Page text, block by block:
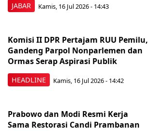
JABAR Kamis, 16 Jul 2026 - 14:43
HEADLINE
Komisi II DPR Pertajam RUU Pemilu,
Gandeng Parpol Nonparlemen dan
Ormas Serap Aspirasi Publik
Kamis, 16 Jul 2026 - 14:42
Prabowo dan Modi Resmi Kerja
Sama Restorasi Candi Prambanan